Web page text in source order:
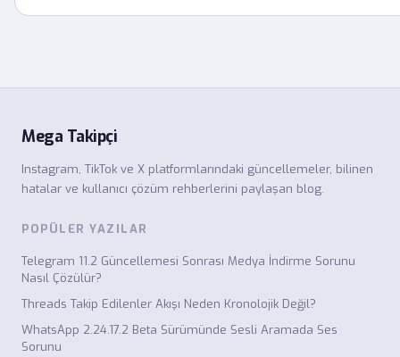
Mega Takipçi
Instagram, TikTok ve X platformlarındaki güncellemeler, bilinen
hatalar ve kullanıcı çözüm rehberlerini paylaşan blog.
POPÜLER YAZILAR
Telegram 11.2 Güncellemesi Sonrası Medya İndirme Sorunu
Nasıl Çözülür?
Threads Takip Edilenler Akışı Neden Kronolojik Değil?
WhatsApp 2.24.17.2 Beta Sürümünde Sesli Aramada Ses
Sorunu